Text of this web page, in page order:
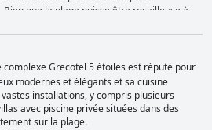
la richesse de l'histoire, de la culture et de
vacances mémorables pour tous.
que la plage puisse être rocailleuse à
globale est très agréable et de nombreux
sur la beauté de la plage. Grâce à sa
de ses services, ce complexe est
ceux qui souhaitent profiter du soleil en
complexe Grecotel 5 étoiles est réputé pour
modernes et élégants et sa cuisine
installations, y compris plusieurs
avec piscine privée situées dans des
sur la plage.